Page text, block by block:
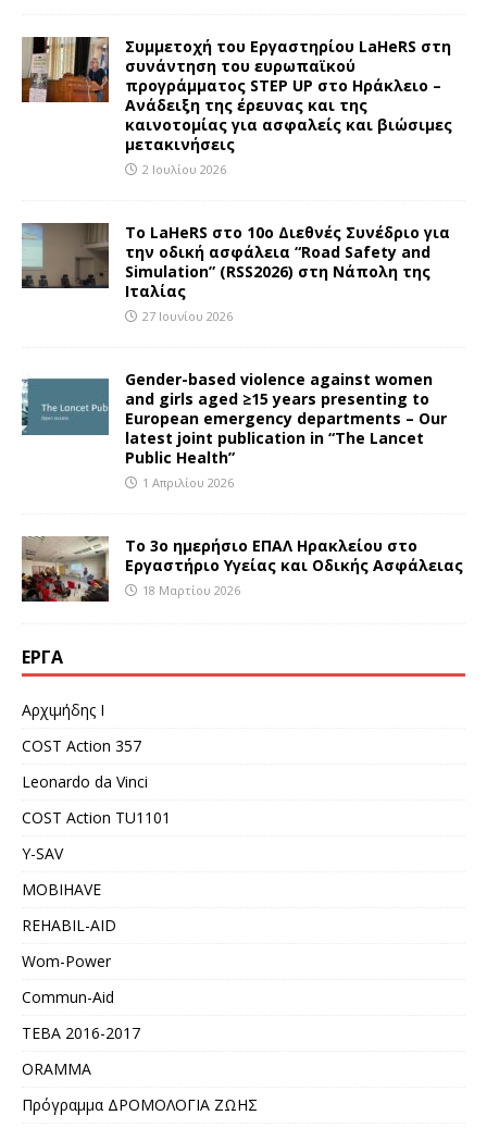
Συμμετοχή του Εργαστηρίου LaHeRS στη
συνάντηση του ευρωπαϊκού
προγράμματος STEP UP στο Ηράκλειο –
Ανάδειξη της έρευνας και της
καινοτομίας για ασφαλείς και βιώσιμες
μετακινήσεις
2 Ιουλίου 2026
To LaHeRS στο 10ο Διεθνές Συνέδριο για
την οδική ασφάλεια “Road Safety and
Simulation” (RSS2026) στη Νάπολη της
Ιταλίας
27 Ιουνίου 2026
Gender-based violence against women
and girls aged ≥15 years presenting to
European emergency departments – Our
latest joint publication in “The Lancet
Public Health”
1 Απριλίου 2026
Το 3ο ημερήσιο ΕΠΑΛ Ηρακλείου στο
Εργαστήριο Υγείας και Οδικής Ασφάλειας
18 Μαρτίου 2026
ΈΡΓΑ
Αρχιμήδης Ι
COST Action 357
Leonardo da Vinci
COST Action TU1101
Y-SAV
MOBIHAVE
REHABIL-AID
Wom-Power
Commun-Aid
ΤΕΒΑ 2016-2017
ORAMMA
Πρόγραμμα ΔΡΟΜΟΛΟΓΙΑ ΖΩΗΣ